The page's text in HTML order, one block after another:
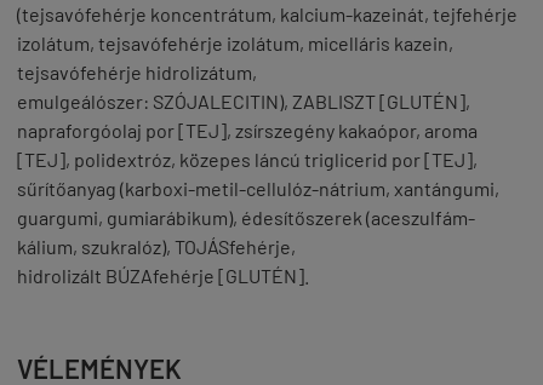
(tejsavófehérje koncentrátum, kalcium-kazeinát, tejfehérje
izolátum, tejsavófehérje izolátum, micelláris kazein,
tejsavófehérje hidrolizátum,
emulgeálószer: SZÓJALECITIN), ZABLISZT [GLUTÉN],
napraforgóolaj por [TEJ], zsírszegény kakaópor, aroma
[TEJ], polidextróz, közepes láncú triglicerid por [TEJ],
sűrítőanyag (karboxi-metil-cellulóz-nátrium, xantángumi,
guargumi, gumiarábikum), édesítőszerek (aceszulfám-
kálium, szukralóz), TOJÁSfehérje,
hidrolizált BÚZAfehérje [GLUTÉN].
VÉLEMÉNYEK